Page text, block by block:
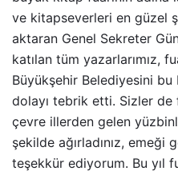
ve kitapseverleri en güzel
aktaran Genel Sekreter
katılan tüm yazarlarımız,
Büyükşehir Belediyesini bu
dolayı tebrik etti. Sizler de
çevre illerden gelen
şekilde ağırladınız,
teşekkür ediyorum. Bu yıl